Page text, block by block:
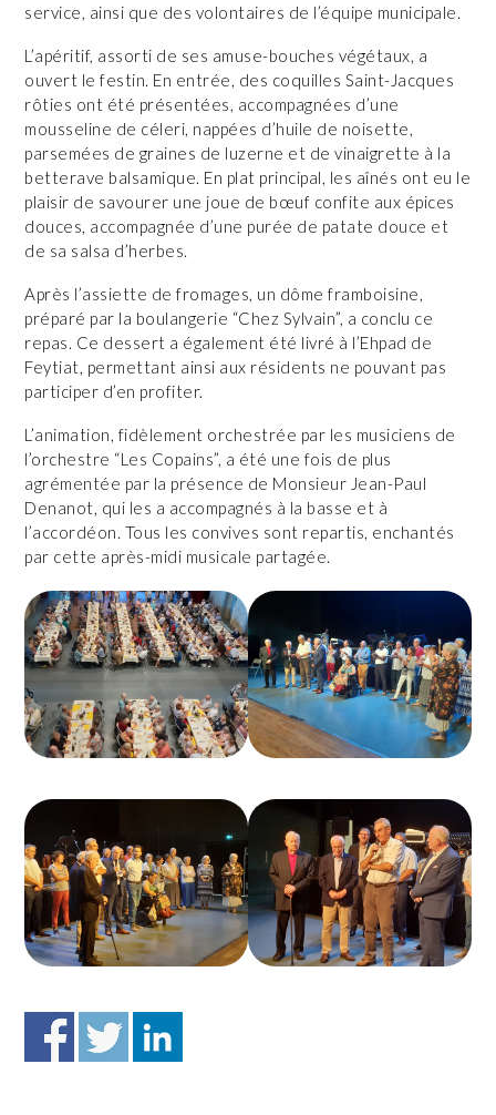
service, ainsi que des volontaires de l’équipe municipale.
L’apéritif, assorti de ses amuse-bouches végétaux, a
ouvert le festin. En entrée, des coquilles Saint-Jacques
rôties ont été présentées, accompagnées d’une
mousseline de céleri, nappées d’huile de noisette,
parsemées de graines de luzerne et de vinaigrette à la
betterave balsamique. En plat principal, les aînés ont eu le
plaisir de savourer une joue de bœuf confite aux épices
douces, accompagnée d’une purée de patate douce et
de sa salsa d’herbes.
Après l’assiette de fromages, un dôme framboisine,
préparé par la boulangerie “Chez Sylvain”, a conclu ce
repas. Ce dessert a également été livré à l’Ehpad de
Feytiat, permettant ainsi aux résidents ne pouvant pas
participer d’en profiter.
L’animation, fidèlement orchestrée par les musiciens de
l’orchestre “Les Copains”, a été une fois de plus
agrémentée par la présence de Monsieur Jean-Paul
Denanot, qui les a accompagnés à la basse et à
l’accordéon. Tous les convives sont repartis, enchantés
par cette après-midi musicale partagée.